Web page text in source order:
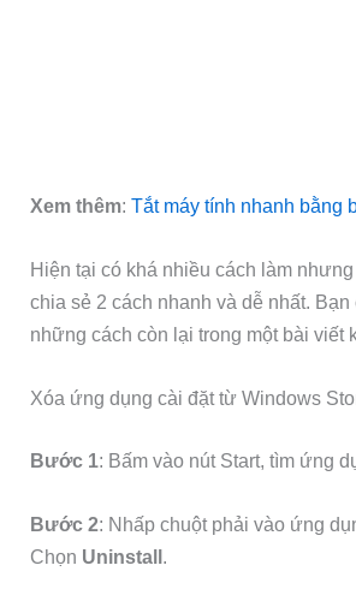
Xem thêm:Tắt máy tính nhanh bằng
Hiện tại có khá nhiều cách làm
chia sẻ 2 cách nhanh và dễ nhất. Bạn
những cách còn lại trong một bài viết
Xóa ứng dụng cài đặt từ Windows
Bước 1: Bấm vào nút Start, tìm ứng
Bước 2: Nhấp chuột phải vào ứng
Chọn Uninstall.